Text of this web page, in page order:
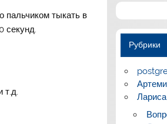
пальчиком тыкать в
секунд.
т.д.
Рубрики
Лариса